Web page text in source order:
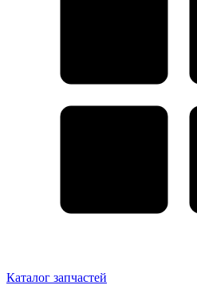
Каталог запчастей